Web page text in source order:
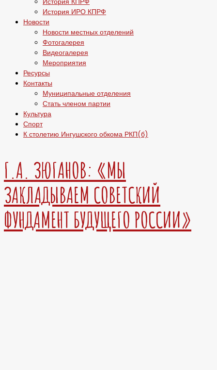
История ИРО КПРФ
Новости
Новости местных отделений
Фотогалерея
Видеогалерея
Мероприятия
Ресурсы
Контакты
Муниципальные отделения
Стать членом партии
Культура
Спорт
К столетию Ингушского обкома РКП(б)
Г.А. ЗЮГАНОВ: «МЫ
ЗАКЛАДЫВАЕМ СОВЕТСКИЙ
ФУНДАМЕНТ БУДУЩЕГО РОССИИ»